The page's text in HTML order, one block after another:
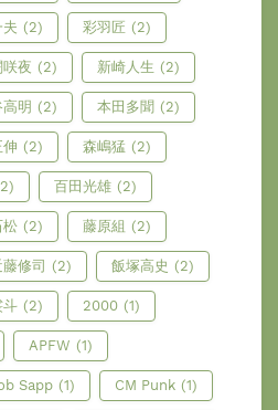
夫 (2) 彩羽匠 (2)
咲夜 (2) 新崎人生 (2)
明 (2) 本田多聞 (2)
(2) 森嶋猛 (2)
百田光雄 (2)
松 (2) 藤原組 (2)
修司 (2) 飯塚高史 (2)
斗 (2) 2000 (1)
APFW (1)
Sapp (1) CM Punk (1)